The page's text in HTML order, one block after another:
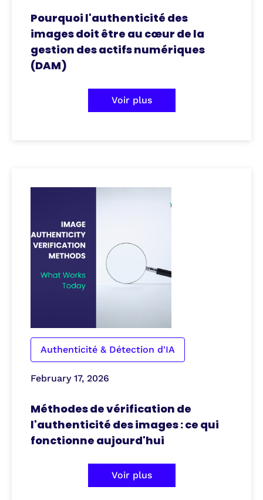
Pourquoi l'authenticité des
images doit être au cœur de la
gestion des actifs numériques
(DAM)
Voir plus
Authenticité & Détection d'IA
February 17, 2026
Méthodes de vérification de
l'authenticité des images : ce qui
fonctionne aujourd'hui
Voir plus